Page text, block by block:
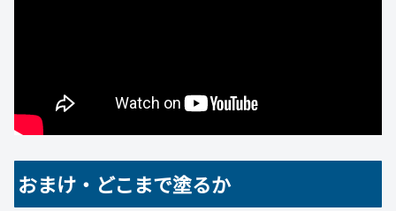
おまけ・どこまで塗るか